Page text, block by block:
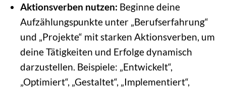
Aktionsverben nutzen: Beginne deine
Aufzählungspunkte unter „Berufserfahrung“
und „Projekte“ mit starken Aktionsverben, um
deine Tätigkeiten und Erfolge dynamisch
darzustellen. Beispiele: „Entwickelt“,
„Optimiert“, „Gestaltet“, „Implementiert“,